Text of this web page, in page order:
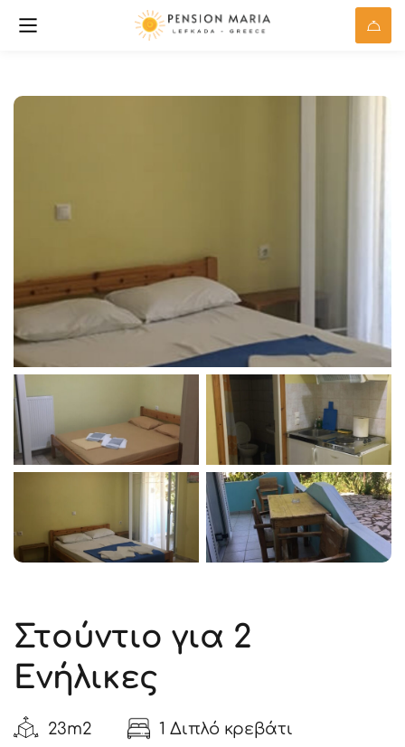
Στούντιο για 2
Ενήλικες
23m2 1 Διπλό κρεβάτι